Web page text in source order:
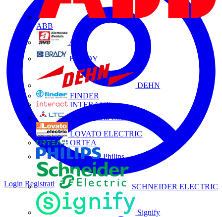
ABB
AVE
BRADY
DEHN
FINDER
INTERACT
La Triveneta Cavi
LOVATO ELECTRIC
ORTEA
Philips
SCHNEIDER ELECTRIC
Signify
Login Registrati